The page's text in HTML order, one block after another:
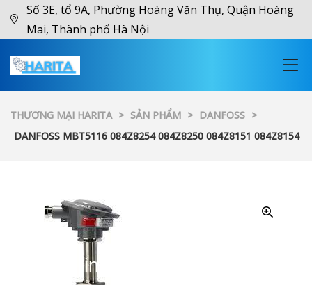
Số 3E, tổ 9A, Phường Hoàng Văn Thụ, Quận Hoàng
Mai, Thành phố Hà Nội
THƯƠNG MẠI HARITA > SẢN PHẨM > DANFOSS >
DANFOSS MBT5116 084Z8254 084Z8250 084Z8151 084Z8154